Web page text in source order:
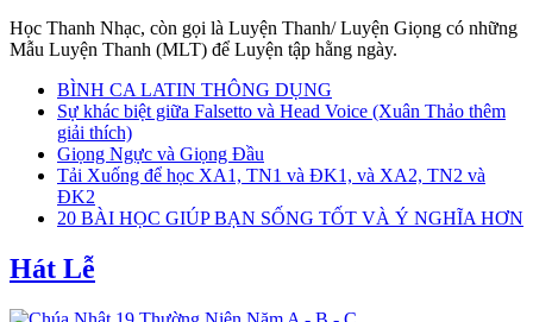
Học Thanh Nhạc, còn gọi là Luyện Thanh/ Luyện Giọng có những
Mẫu Luyện Thanh (MLT) để Luyện tập hằng ngày.
BÌNH CA LATIN THÔNG DỤNG
Sự khác biệt giữa Falsetto và Head Voice (Xuân Thảo thêm
giải thích)
Giọng Ngực và Giọng Đầu
Tải Xuống để học XA1, TN1 và ĐK1, và XA2, TN2 và
ĐK2
20 BÀI HỌC GIÚP BẠN SỐNG TỐT VÀ Ý NGHĨA HƠN
Hát Lễ